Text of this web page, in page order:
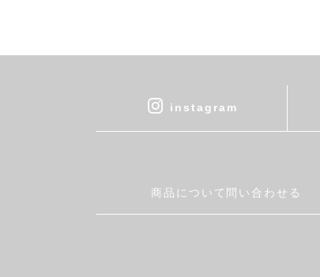
cohan
DEAN & DELUCA
Fatima Morocco
instagram
商品について問い合わせる